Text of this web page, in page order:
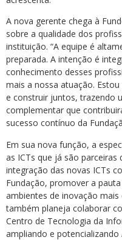
A nova gerente chega à
sobre a qualidade dos
instituição. “A equipe é
preparada. A intenção é
conhecimento desses
mais a nossa atuação.
e construir juntos, trazendo
complementar que
sucesso contínuo da
Em sua nova função, a
as ICTs que já são parceiras
integração das novas ICTs
Fundação, promover a
ambientes de inovação mais
também planeja colaborar
Centro de Tecnologia da
ampliando e potencializando